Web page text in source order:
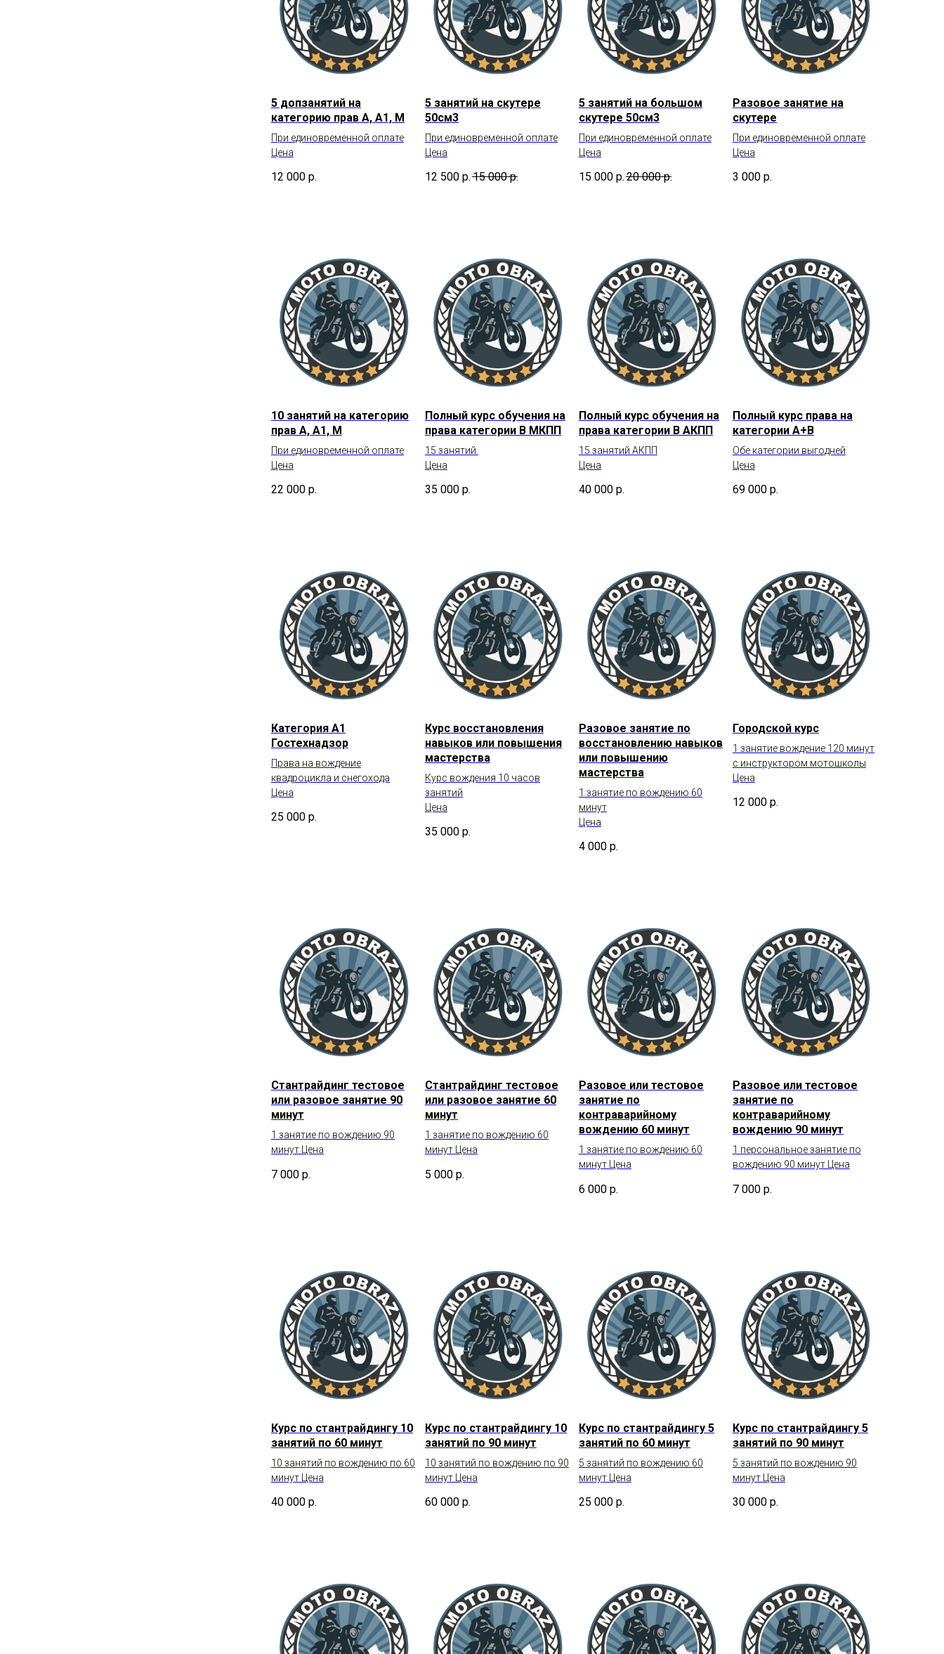
5 допзанятий на
категорию прав А, А1, М
При единовременной оплате
Цена
12 000 р.
5 занятий на скутере
50см3
При единовременной оплате
Цена
12 500 р. 15 000 р.
5 занятий на большом
скутере 50см3
При единовременной оплате
Цена
15 000 р. 20 000 р.
Разовое занятие на
скутере
При единовременной оплате
Цена
3 000 р.
10 занятий на категорию
прав А, А1, М
При единовременной оплате
Цена
22 000 р.
Полный курс обучения на
права категории В МКПП
15 занятий
Цена
35 000 р.
Полный курс обучения на
права категории В АКПП
15 занятий АКПП
Цена
40 000 р.
Полный курс права на
категории А+В
Обе категории выгодней
Цена
69 000 р.
Категория А1
Гостехнадзор
Права на вождение
квадроцикла и снегохода
Цена
25 000 р.
Курс восстановления
навыков или повышения
мастерства
Курс вождения 10 часов
занятий
Цена
35 000 р.
Разовое занятие по
восстановлению навыков
или повышению
мастерства
1 занятие по вождению 60
минут
Цена
4 000 р.
Городской курс
1 занятие вождение 120 минут
с инструктором мотошколы
Цена
12 000 р.
Стантрайдинг тестовое
или разовое занятие 90
минут
1 занятие по вождению 90
минут Цена
7 000 р.
Стантрайдинг тестовое
или разовое занятие 60
минут
1 занятие по вождению 60
минут Цена
5 000 р.
Разовое или тестовое
занятие по
контраварийному
вождению 60 минут
1 занятие по вождению 60
минут Цена
6 000 р.
Разовое или тестовое
занятие по
контраварийному
вождению 90 минут
1 персональное занятие по
вождению 90 минут Цена
7 000 р.
Курс по стантрайдингу 10
занятий по 60 минут
10 занятий по вождению по 60
минут Цена
40 000 р.
Курс по стантрайдингу 10
занятий по 90 минут
10 занятий по вождению по 90
минут Цена
60 000 р.
Курс по стантрайдингу 5
занятий по 60 минут
5 занятий по вождению 60
минут Цена
25 000 р.
Курс по стантрайдингу 5
занятий по 90 минут
5 занятий по вождению 90
минут Цена
30 000 р.